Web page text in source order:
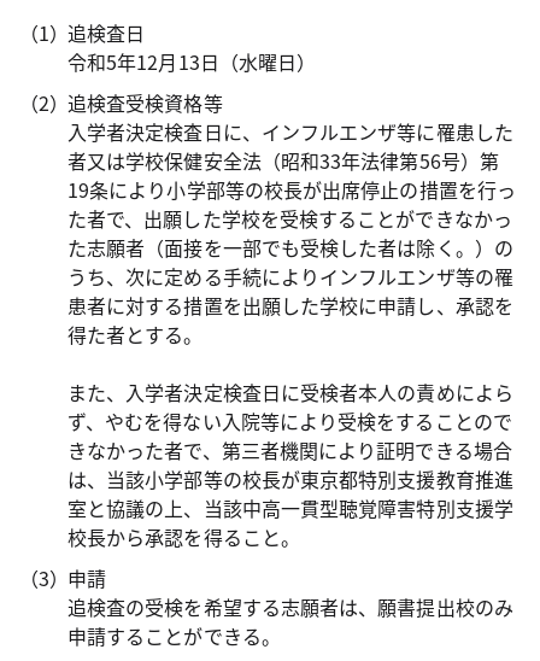
追検査日
令和5年12月13日（水曜日）
追検査受検資格等
入学者決定検査日に、インフルエンザ等に罹患した
者又は学校保健安全法（昭和33年法律第56号）第
19条により小学部等の校長が出席停止の措置を行っ
た者で、出願した学校を受検することができなかっ
た志願者（面接を一部でも受検した者は除く。）の
うち、次に定める手続によりインフルエンザ等の罹
患者に対する措置を出願した学校に申請し、承認を
得た者とする。
また、入学者決定検査日に受検者本人の責めによら
ず、やむを得ない入院等により受検をすることので
きなかった者で、第三者機関により証明できる場合
は、当該小学部等の校長が東京都特別支援教育推進
室と協議の上、当該中高一貫型聴覚障害特別支援学
校長から承認を得ること。
申請
追検査の受検を希望する志願者は、願書提出校のみ
申請することができる。